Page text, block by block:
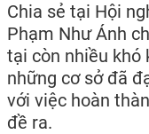
Chia sẻ tại Hội
Phạm Như Ánh
tại còn nhiều khó
những cơ sở đã
với việc hoàn
đề ra.